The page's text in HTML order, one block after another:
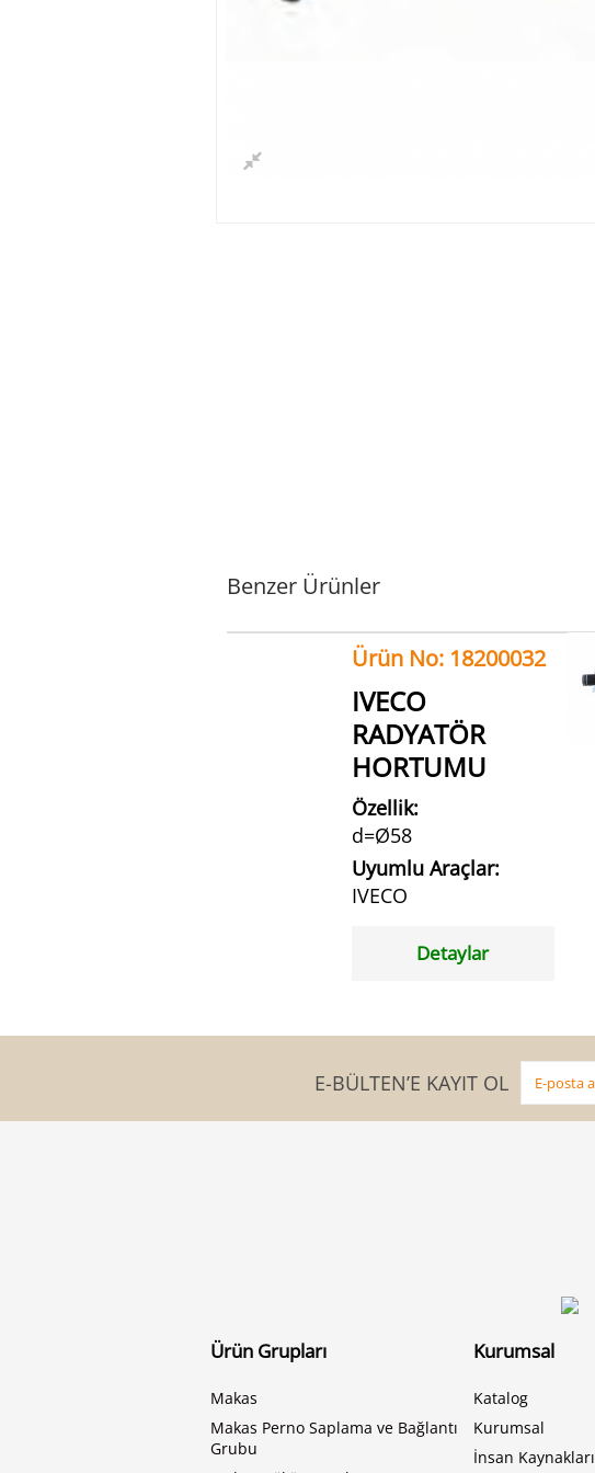
Benzer Ürünler
Ürün No: 18200032
IVECO
RADYATÖR
HORTUMU
Özellik:
d=Ø58
Uyumlu Araçlar:
IVECO
Detaylar
E-BÜLTEN’E KAYIT OL
Ürün Grupları
Makas
Makas Perno Saplama ve Bağlantı
Grubu
Kurumsal
Katalog
Kurumsal
İnsan Kaynakları